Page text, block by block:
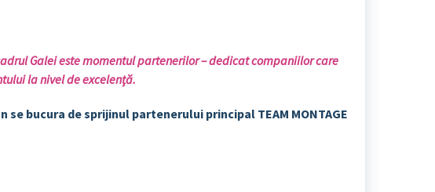
Galei este momentul partenerilor – dedicat companiilor care
la nivel de excelenţă.
se bucura de sprijinulpartenerului principal TEAM MONTAGE